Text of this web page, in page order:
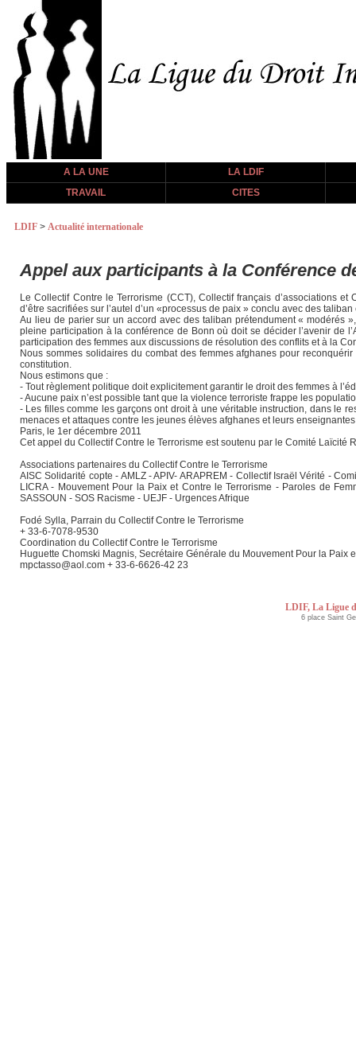
A LA UNE
LA LDIF
TRAVAIL
CITES
LDIF > Actualité internationale
Appel aux participants à la Conférence
Le Collectif Contre le Terrorisme (CCT), Collectif français d’associations
d’être sacrifiées sur l’autel d’un «processus de paix » conclu avec des
Au lieu de parier sur un accord avec des taliban prétendument « modérés
pleine participation à la conférence de Bonn où doit se décider l’avenir de
participation des femmes aux discussions de résolution des conflits et à la
Nous sommes solidaires du combat des femmes afghanes pour
constitution.
Nous estimons que :
- Tout règlement politique doit explicitement garantir le droit des femmes à
- Aucune paix n’est possible tant que la violence terroriste frappe les
- Les filles comme les garçons ont droit à une véritable instruction, dans le
menaces et attaques contre les jeunes élèves afghanes et leurs
Paris, le 1er décembre 2011
Cet appel du Collectif Contre le Terrorisme est soutenu par le Comité Laïcité
Associations partenaires du Collectif Contre le Terrorisme
AISC Solidarité copte - AMLZ - APIV- ARAPREM - Collectif Israël Vérité -
LICRA - Mouvement Pour la Paix et Contre le Terrorisme - Paroles de
SASSOUN - SOS Racisme - UEJF - Urgences Afrique
Fodé Sylla, Parrain du Collectif Contre le Terrorisme
+ 33-6-7078-9530
Coordination du Collectif Contre le Terrorisme
Huguette Chomski Magnis, Secrétaire Générale du Mouvement Pour la Paix
mpctasso@aol.com + 33-6-6626-42 23
LDIF, La Ligue
6 place Saint